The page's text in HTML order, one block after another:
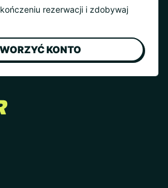
rezerwacji i zdobywaj
KONTO